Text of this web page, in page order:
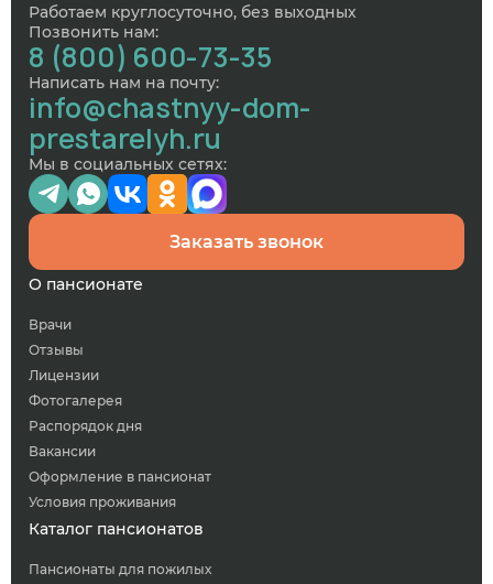
Работаем круглосуточно, без выходных
Позвонить нам:
8 (800) 600-73-35
Написать нам на почту:
info@chastnyy-dom-
prestarelyh.ru
Мы в социальных сетях:
Заказать звонок
О пансионате
Врачи
Отзывы
Лицензии
Фотогалерея
Распорядок дня
Вакансии
Оформление в пансионат
Условия проживания
Каталог пансионатов
Пансионаты для пожилых